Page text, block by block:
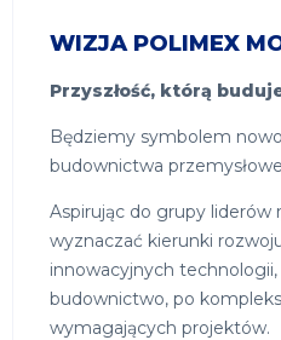
WIZJA POLIMEX
Przyszłość, którą
Będziemy symbolem
budownictwa
Aspirując do grupy liderów
wyznaczać kierunki
innowacyjnych
budownictwo, po
wymagających projektów.